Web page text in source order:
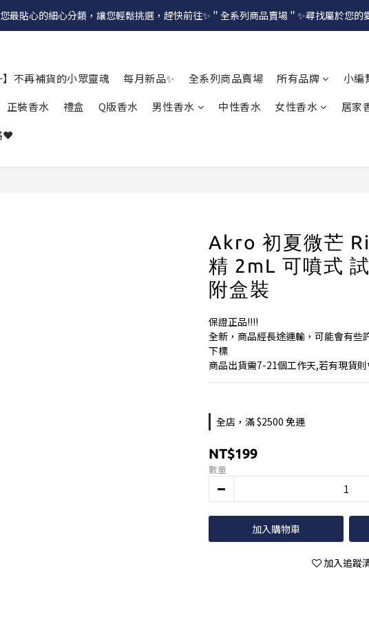
最貼心的細心分類，讓您輕鬆挑選，趕快前往✨＂全系列商品賣場＂✨尋找屬於您的
不再補貨的小眾靈魂 每月新品✨ 全系列商品賣場 所有品牌
小編
正裝香水
禮盒 Q版香水 男性香水 中性香水 女性香水 居家
❤️
Akro 初夏微芒
精 2mL 可噴式
附盒裝
保證正品!!!!
全新，商品經長途運輸，可能會有些
下標
商品出貨需7-21個工作天,若有現貨
全店，滿 $2500 免運
NT$199
數量
加入購物車
加入追蹤